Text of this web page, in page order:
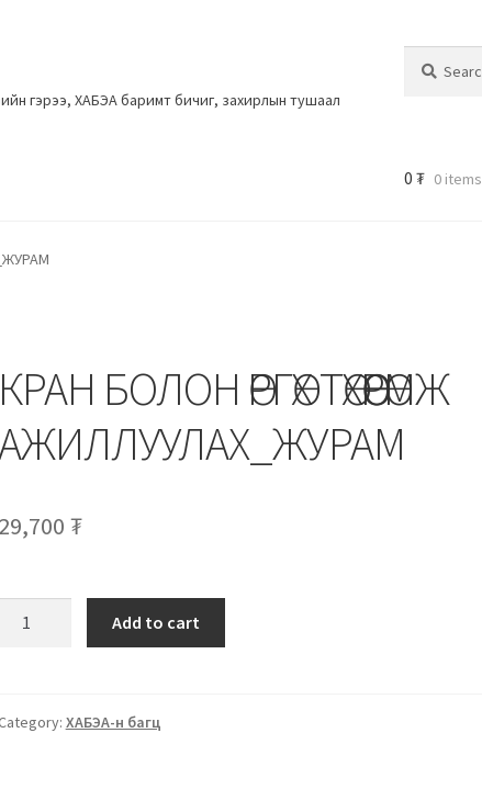
гэрээ, ХАБЭА баримт бичиг, захирлын тушаал
0 ₮ 0 items
КРАН БОЛОН ӨРГӨХ ТӨХӨӨРӨМЖ
29,700 ₮
Add to cart
ХАБЭА-н багц